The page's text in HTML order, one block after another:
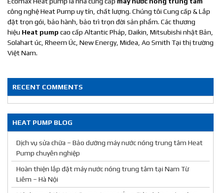
công nghệ Heat Pump uy tín, chất lượng. Chúng tôi Cung cấp & Lắp
đặt trọn gói, bảo hành, bảo trì trọn đời sản phẩm. Các thương
hiệu Heat pump cao cấp Altantic Pháp, Daikin, Mitsubishi nhật Bản,
Solahart úc, Rheem Úc, New Energy, Midea, Ao Smith Tại thị trường
Việt Nam.
RECENT COMMENTS
HEAT PUMP BLOG
Dịch vụ sửa chữa – Bảo dưỡng máy nước nóng trung tâm Heat
Pump chuyên nghiệp
Hoàn thiện lắp đặt máy nước nóng trung tâm tại Nam Từ
Liêm – Hà Nội